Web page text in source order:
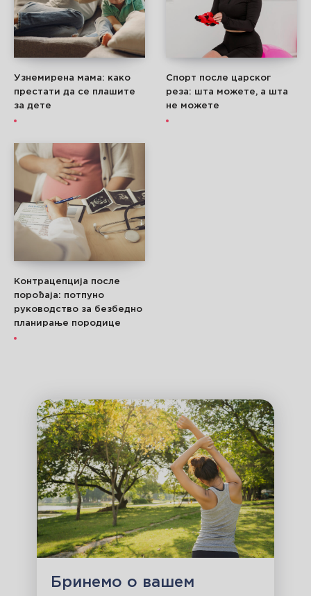
Узнемирена мама: како
престати да се плашите
за дете
Спорт после царског
реза: шта можете, а шта
не можете
Контрацепција после
порођаја: потпуно
руководство за безбедно
планирање породице
Бринемо о вашем